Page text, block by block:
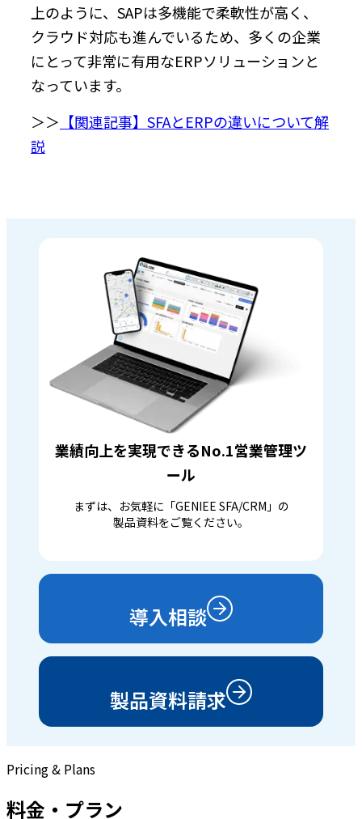
上のように、SAPは多機能で柔軟性が高く、
クラウド対応も進んでいるため、多くの企業
にとって非常に有用なERPソリューションと
なっています。
＞＞ 【関連記事】SFAとERPの違いについて解
説
業績向上を実現できるNo.1営業管理ツ
ール
まずは、お気軽に「GENIEE SFA/CRM」の
製品資料をご覧ください。
導入相談
製品資料請求
Pricing & Plans
料金・プラン